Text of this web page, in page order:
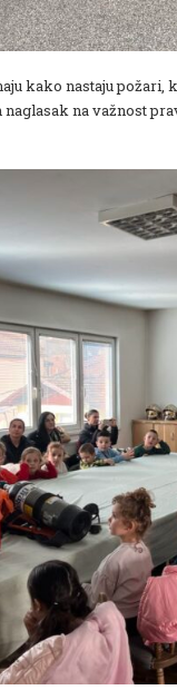
kako nastaju
naglasak na važnost